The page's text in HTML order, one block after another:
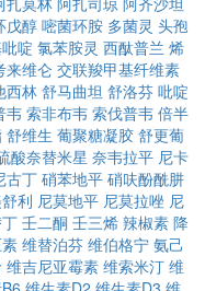
戊醇 嘧菌环胺 多菌灵 头孢
啶 氯苯胺灵 西酞普兰 烯
来维仑 交联羧甲基纤维素
西林 舒马曲坦 舒洛芬 吡啶
韦 索非布韦 索伐普韦 倍半
舒维生 葡聚糖凝胶 舒更葡
酸奈替米星 奈韦拉平 尼卡
古丁硝苯地平 硝呋酚酰肼
利 尼莫地平 尼莫拉唑 尼
壬二酮 壬三烯 辣椒素 降
维替泊芬 维伯格宁 氨己
维吉尼亚霉素 维索米汀 维